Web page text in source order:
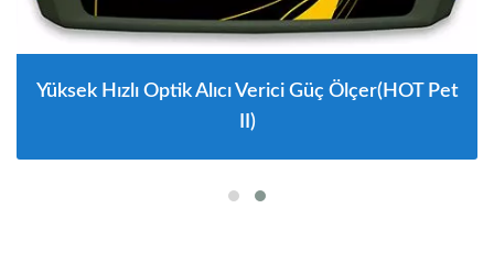
Yüksek Hızlı Optik Alıcı Verici Güç Ölçer(HOT Pet
II)